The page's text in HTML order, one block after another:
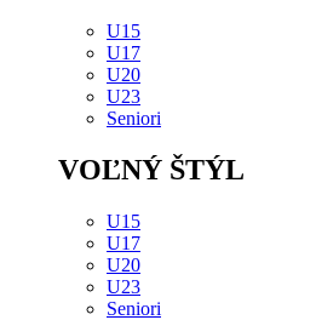
U15
U17
U20
U23
Seniori
VOĽNÝ ŠTÝL
U15
U17
U20
U23
Seniori